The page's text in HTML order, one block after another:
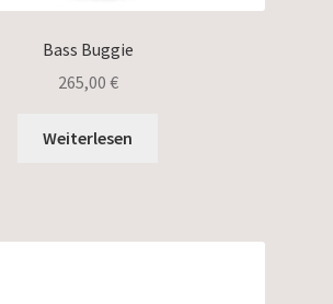
Bass Buggie
265,00 €
Weiterlesen